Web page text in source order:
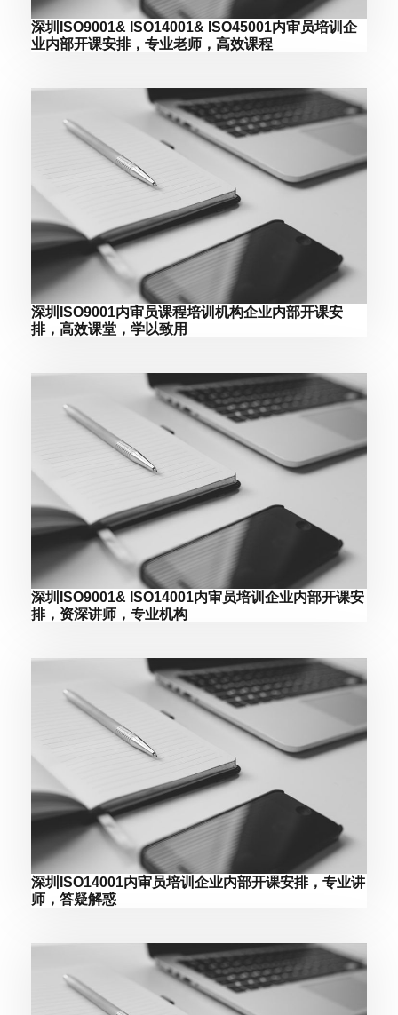
深圳ISO9001& ISO14001& ISO45001内审员培训企
业内部开课安排，专业老师，高效课程
深圳ISO9001内审员课程培训机构企业内部开课安
排，高效课堂，学以致用
深圳ISO9001& ISO14001内审员培训企业内部开课安
排，资深讲师，专业机构
深圳ISO14001内审员培训企业内部开课安排，专业讲
师，答疑解惑